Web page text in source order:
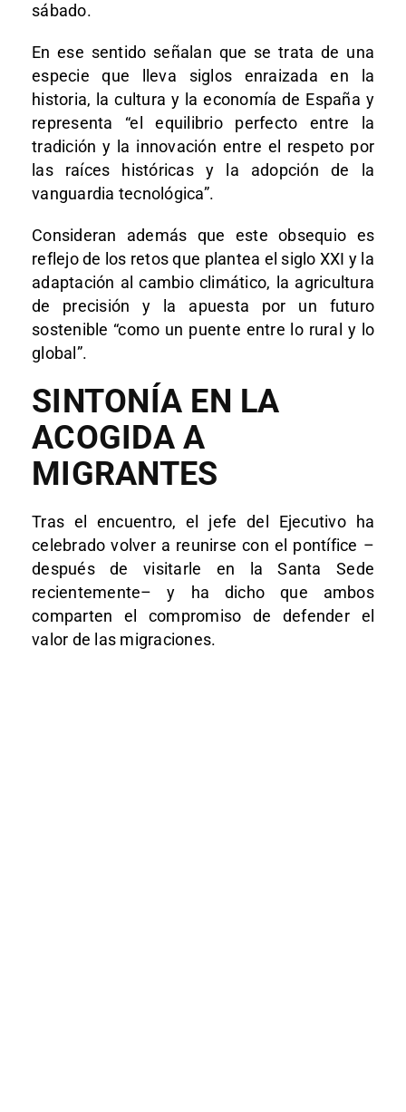
sábado.
En ese sentido señalan que se trata de una
especie que lleva siglos enraizada en la
historia, la cultura y la economía de España y
representa “el equilibrio perfecto entre la
tradición y la innovación entre el respeto por
las raíces históricas y la adopción de la
vanguardia tecnológica”.
Consideran además que este obsequio es
reflejo de los retos que plantea el siglo XXI y la
adaptación al cambio climático, la agricultura
de precisión y la apuesta por un futuro
sostenible “como un puente entre lo rural y lo
global”.
SINTONÍA EN LA
ACOGIDA A
MIGRANTES
Tras el encuentro, el jefe del Ejecutivo ha
celebrado volver a reunirse con el pontífice –
después de visitarle en la Santa Sede
recientemente– y ha dicho que ambos
comparten el compromiso de defender el
valor de las migraciones.